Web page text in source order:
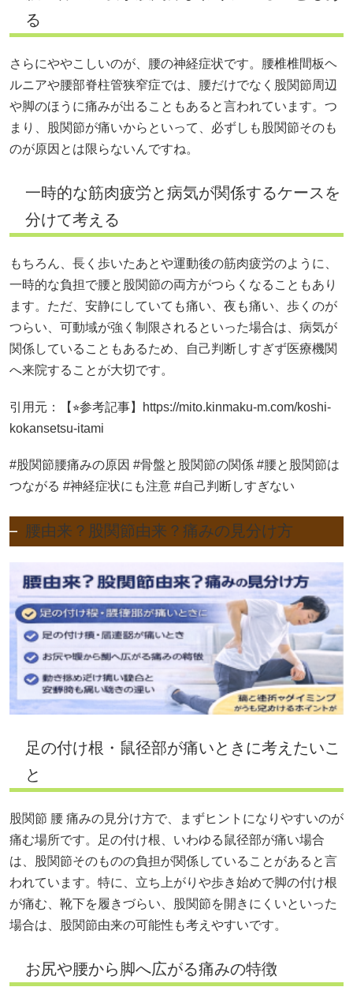
る
さらにややこしいのが、腰の神経症状です。腰椎椎間板ヘ
ルニアや腰部脊柱管狭窄症では、腰だけでなく股関節周辺
や脚のほうに痛みが出ることもあると言われています。つ
まり、股関節が痛いからといって、必ずしも股関節そのも
のが原因とは限らないんですね。
一時的な筋肉疲労と病気が関係するケースを
分けて考える
もちろん、長く歩いたあとや運動後の筋肉疲労のように、
一時的な負担で腰と股関節の両方がつらくなることもあり
ます。ただ、安静にしていても痛い、夜も痛い、歩くのが
つらい、可動域が強く制限されるといった場合は、病気が
関係していることもあるため、自己判断しすぎず医療機関
へ来院することが大切です。
引用元：【⭐︎参考記事】https://mito.kinmaku-m.com/koshi-
kokansetsu-itami
#股関節腰痛みの原因 #骨盤と股関節の関係 #腰と股関節は
つながる #神経症状にも注意 #自己判断しすぎない
腰由来？股関節由来？痛みの見分け方
足の付け根・鼠径部が痛いときに考えたいこ
と
股関節 腰 痛みの見分け方で、まずヒントになりやすいのが
痛む場所です。足の付け根、いわゆる鼠径部が痛い場合
は、股関節そのものの負担が関係していることがあると言
われています。特に、立ち上がりや歩き始めで脚の付け根
が痛む、靴下を履きづらい、股関節を開きにくいといった
場合は、股関節由来の可能性も考えやすいです。
お尻や腰から脚へ広がる痛みの特徴